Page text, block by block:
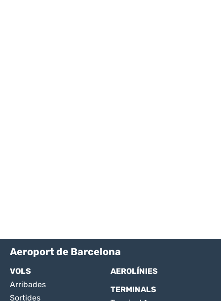
Aeroport de Barcelona
VOLS
Arribades
Sortides
AEROLÍNIES
TERMINALS